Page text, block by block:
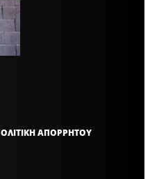
ΑΠΟΡΡΗΤΟΥ